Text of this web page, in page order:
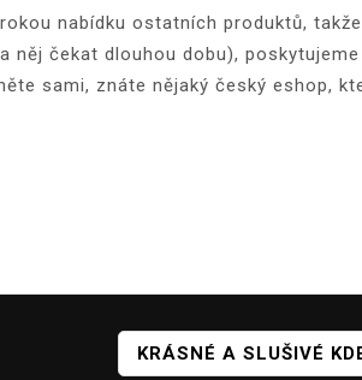
nabídku ostatních produktů, takže
něj čekat dlouhou dobu), poskytujeme
sami, znáte nějaký český eshop,
KRÁSNÉ A SLUŠIVÉ